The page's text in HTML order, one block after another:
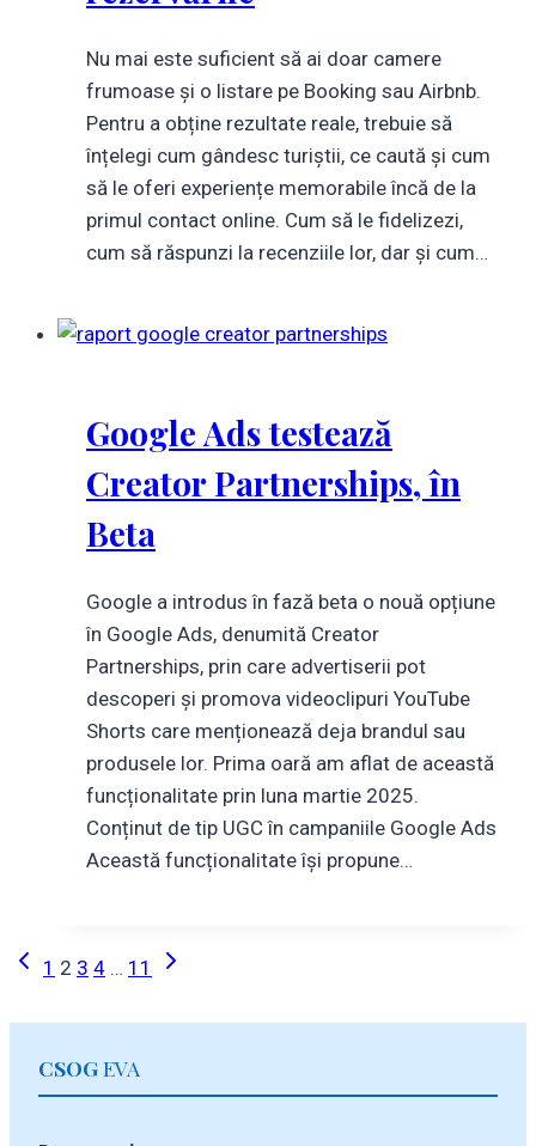
Nu mai este suficient să ai doar camere
frumoase și o listare pe Booking sau Airbnb.
Pentru a obține rezultate reale, trebuie să
înțelegi cum gândesc turiștii, ce caută și cum
să le oferi experiențe memorabile încă de la
primul contact online. Cum să le fidelizezi,
cum să răspunzi la recenziile lor, dar și cum…
Google Ads testează
Creator Partnerships, în
Beta
Google a introdus în fază beta o nouă opțiune
în Google Ads, denumită Creator
Partnerships, prin care advertiserii pot
descoperi și promova videoclipuri YouTube
Shorts care menționează deja brandul sau
produsele lor. Prima oară am aflat de această
funcționalitate prin luna martie 2025.
Conținut de tip UGC în campaniile Google Ads
Această funcționalitate își propune…
Page
navigation
Previous
1 2 3 4 … 11
Next
CSOGEVA